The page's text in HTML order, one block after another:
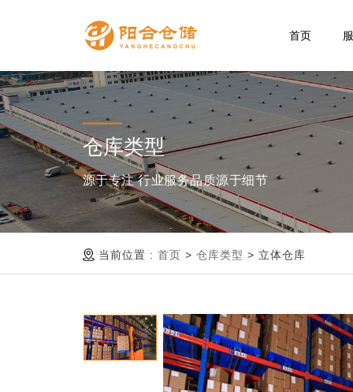
首页
仓库类型
源于专注 行业服务品质源于细节
当前位置 : 首页 > 仓库类型 > 立体仓库